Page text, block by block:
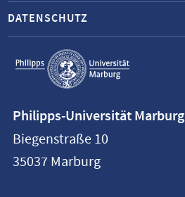
Service-
Navigation
DATENSCHUTZ
Philipps-
Universität
Marburg
Philipps-Universität Marburg
Biegenstraße 10
35037 Marburg